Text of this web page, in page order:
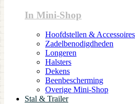
In Mini-Shop
Hoofdstellen & Accessoires
Zadelbenodigdheden
Longeren
Halsters
Dekens
Beenbescherming
Overige Mini-Shop
Stal & Trailer